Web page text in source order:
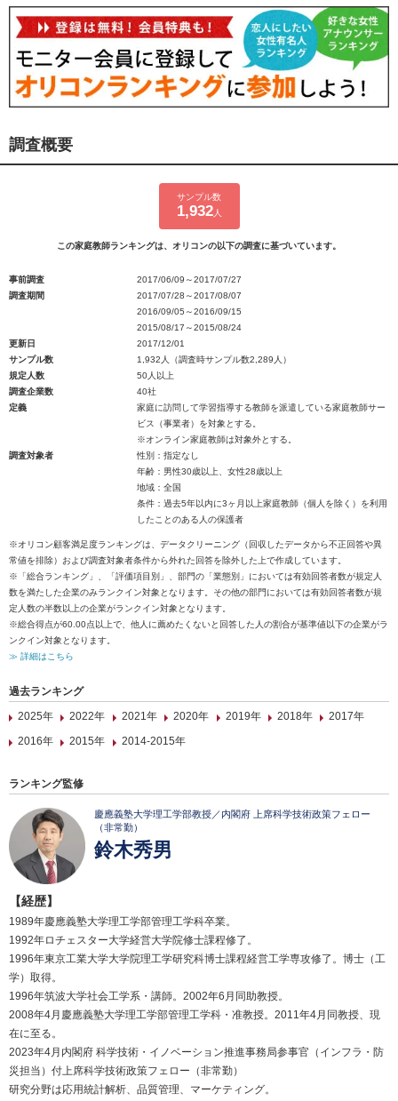
調査概要
サンプル数
1,932人
この家庭教師ランキングは、オリコンの以下の調査に基づいています。
事前調査
2017/06/09～2017/07/27
調査期間
2017/07/28～2017/08/07
2016/09/05～2016/09/15
2015/08/17～2015/08/24
更新日
2017/12/01
サンプル数
1,932人（調査時サンプル数2,289人）
規定人数
50人以上
調査企業数
40社
定義
家庭に訪問して学習指導する教師を派遣している家庭教師サー
ビス（事業者）を対象とする。
※オンライン家庭教師は対象外とする。
調査対象者
性別：指定なし
年齢：男性30歳以上、女性28歳以上
地域：全国
条件：過去5年以内に3ヶ月以上家庭教師（個人を除く）を利用
したことのある人の保護者
※オリコン顧客満足度ランキングは、データクリーニング（回収したデータから不正回答や異
常値を排除）および調査対象者条件から外れた回答を除外した上で作成しています。
※「総合ランキング」、「評価項目別」、部門の「業態別」においては有効回答者数が規定人
数を満たした企業のみランクイン対象となります。その他の部門においては有効回答者数が規
定人数の半数以上の企業がランクイン対象となります。
※総合得点が60.00点以上で、他人に薦めたくないと回答した人の割合が基準値以下の企業がラ
ンクイン対象となります。
≫ 詳細はこちら
過去ランキング
2025年
2022年 2021年 2020年 2019年 2018年
2017年
2016年
2015年 2014-2015年
ランキング監修
慶應義塾大学理工学部教授／内閣府 上席科学技術政策フェロー
（非常勤）
鈴木秀男
【経歴】
1989年慶應義塾大学理工学部管理工学科卒業。
1992年ロチェスター大学経営大学院修士課程修了。
1996年東京工業大学大学院理工学研究科博士課程経営工学専攻修了。博士（工
学）取得。
1996年筑波大学社会工学系・講師。2002年6月同助教授。
2008年4月慶應義塾大学理工学部管理工学科・准教授。2011年4月同教授、現
在に至る。
2023年4月内閣府 科学技術・イノベーション推進事務局参事官（インフラ・防
災担当）付上席科学技術政策フェロー（非常勤）
研究分野は応用統計解析、品質管理、マーケティング。